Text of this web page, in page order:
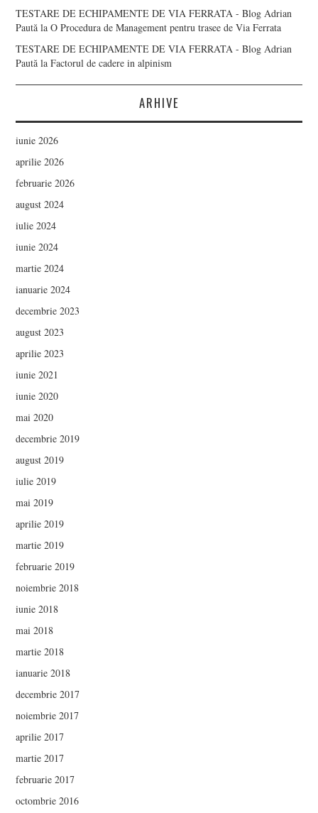
TESTARE DE ECHIPAMENTE DE VIA FERRATA - Blog Adrian
Paută laO Procedura de Management pentru trasee de Via Ferrata
TESTARE DE ECHIPAMENTE DE VIA FERRATA - Blog Adrian
Paută laFactorul de cadere in alpinism
ARHIVE
iunie 2026
aprilie 2026
februarie 2026
august 2024
iulie 2024
iunie 2024
martie 2024
ianuarie 2024
decembrie 2023
august 2023
aprilie 2023
iunie 2021
iunie 2020
mai 2020
decembrie 2019
august 2019
iulie 2019
mai 2019
aprilie 2019
martie 2019
februarie 2019
noiembrie 2018
iunie 2018
mai 2018
martie 2018
ianuarie 2018
decembrie 2017
noiembrie 2017
aprilie 2017
martie 2017
februarie 2017
octombrie 2016